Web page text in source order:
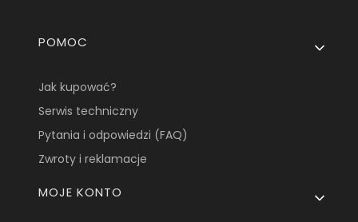
Linki w stopce
POMOC
Jak kupować?
Serwis techniczny
Pytania i odpowiedzi (FAQ)
Zwroty i reklamacje
MOJE KONTO